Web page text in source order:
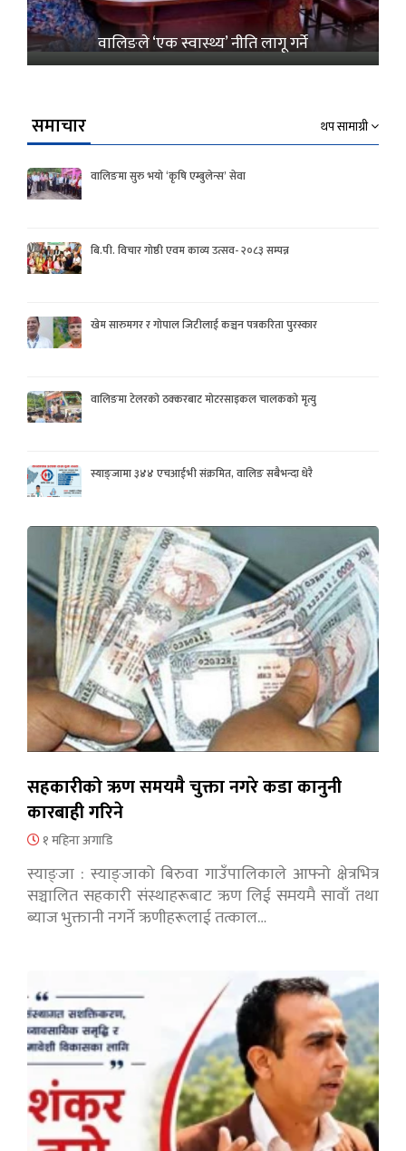
वालिङले ‘एक स्वास्थ्य’ नीति लागू गर्ने
समाचार थप सामाग्री
वालिङमा सुरु भयो ‘कृषि एम्बुलेन्स’ सेवा
बि.पी. विचार गोष्ठी एवम काव्य उत्सव- २०८३ सम्पन्न
खेम सारुमगर र गोपाल जिटीलाई कञ्चन पत्रकरिता पुरस्कार
वालिङमा टेलरको ठक्करबाट मोटरसाइकल चालकको मृत्यु
स्याङ्जामा ३४४ एचआईभी संक्रमित, वालिङ सबैभन्दा धेरै
सहकारीको ऋण समयमै चुक्ता नगरे कडा कानुनी
कारबाही गरिने
१ महिना अगाडि
स्याङ्जा : स्याङ्जाको बिरुवा गाउँपालिकाले आफ्नो क्षेत्रभित्र
सञ्चालित सहकारी संस्थाहरूबाट ऋण लिई समयमै सावाँ तथा
ब्याज भुक्तानी नगर्ने ऋणीहरूलाई तत्काल…